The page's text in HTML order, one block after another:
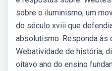
sobre o iluminismo, um
do século xviii que
absolutismo. Responda às
Webatividade de história,
oitavo ano do ensino